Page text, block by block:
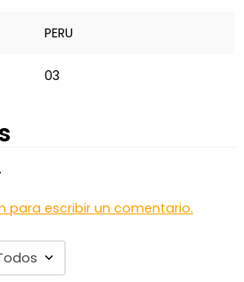
PERU
03
para escribir un comentario.